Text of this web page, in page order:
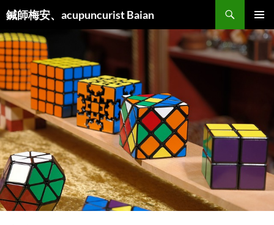
鍼師梅安、acupuncurist Baian
索
メインメ
ン
テ
ン
ツ
へ
ス
キ
ッ
プ